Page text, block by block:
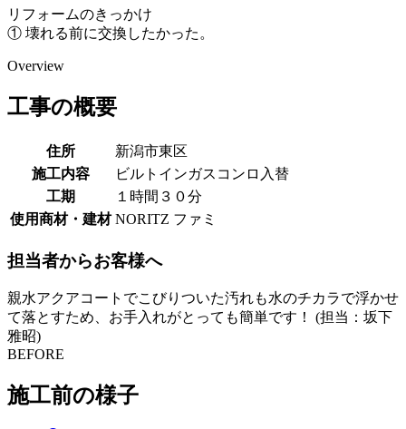
リフォームのきっかけ
① 壊れる前に交換したかった。
Overview
工事の概要
住所
新潟市東区
施工内容
ビルトインガスコンロ入替
工期
１時間３０分
使用商材・建材 NORITZ ファミ
担当者からお客様へ
親水アクアコートでこびりついた汚れも水のチカラで浮かせ
て落とすため、お手入れがとっても簡単です！ (担当：坂下
雅昭)
BEFORE
施工前の様子